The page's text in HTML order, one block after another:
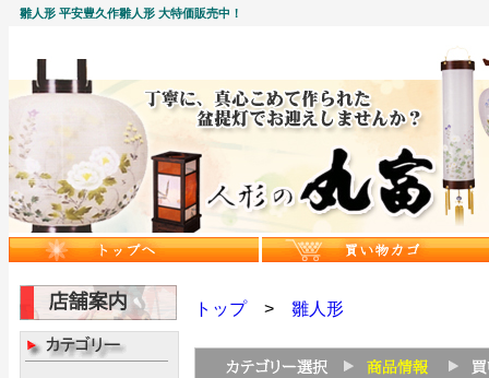
雛人形 平安豊久作雛人形 大特価販売中！
トップ> 雛人形